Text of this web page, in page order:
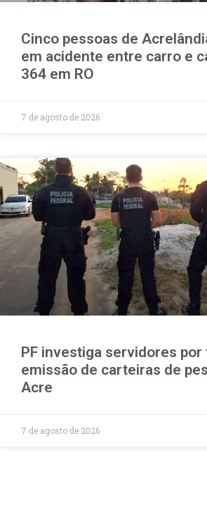
Cinco pessoas de
em acidente entre carro e
364 em RO
7 de agosto de 2026
PF investiga servidores por
emissão de carteiras de
Acre
7 de agosto de 2026